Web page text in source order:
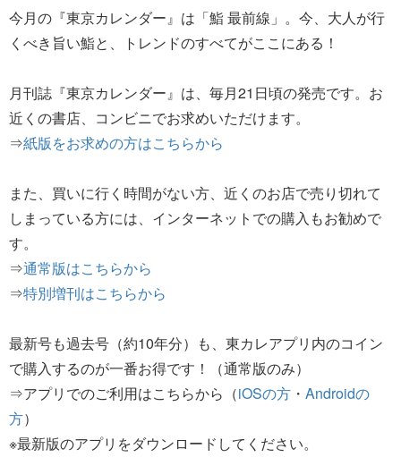
今月の『東京カレンダー』は「鮨 最前線」。今、大人が行
くべき旨い鮨と、トレンドのすべてがここにある！
月刊誌『東京カレンダー』は、毎月21日頃の発売です。お
近くの書店、コンビニでお求めいただけます。
⇒紙版をお求めの方はこちらから
また、買いに行く時間がない方、近くのお店で売り切れて
しまっている方には、インターネットでの購入もお勧めで
す。
⇒通常版はこちらから
⇒特別増刊はこちらから
最新号も過去号（約10年分）も、東カレアプリ内のコイン
で購入するのが一番お得です！（通常版のみ）
⇒アプリでのご利用はこちらから（iOSの方 ・ Androidの
方）
※最新版のアプリをダウンロードしてください。